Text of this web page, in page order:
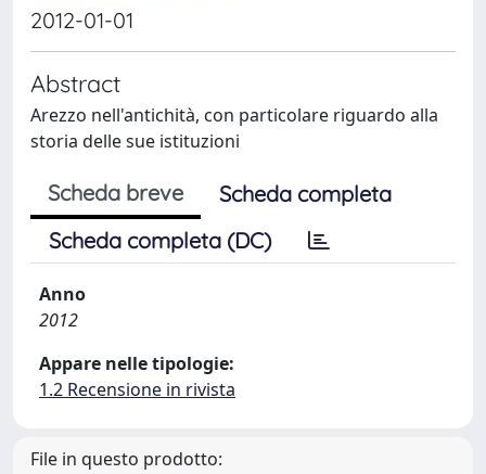
2012-01-01
Abstract
Arezzo nell'antichità, con particolare riguardo alla
storia delle sue istituzioni
Scheda breve
Scheda completa
Scheda completa (DC)
Anno
2012
Appare nelle tipologie:
1.2 Recensione in rivista
File in questo prodotto: